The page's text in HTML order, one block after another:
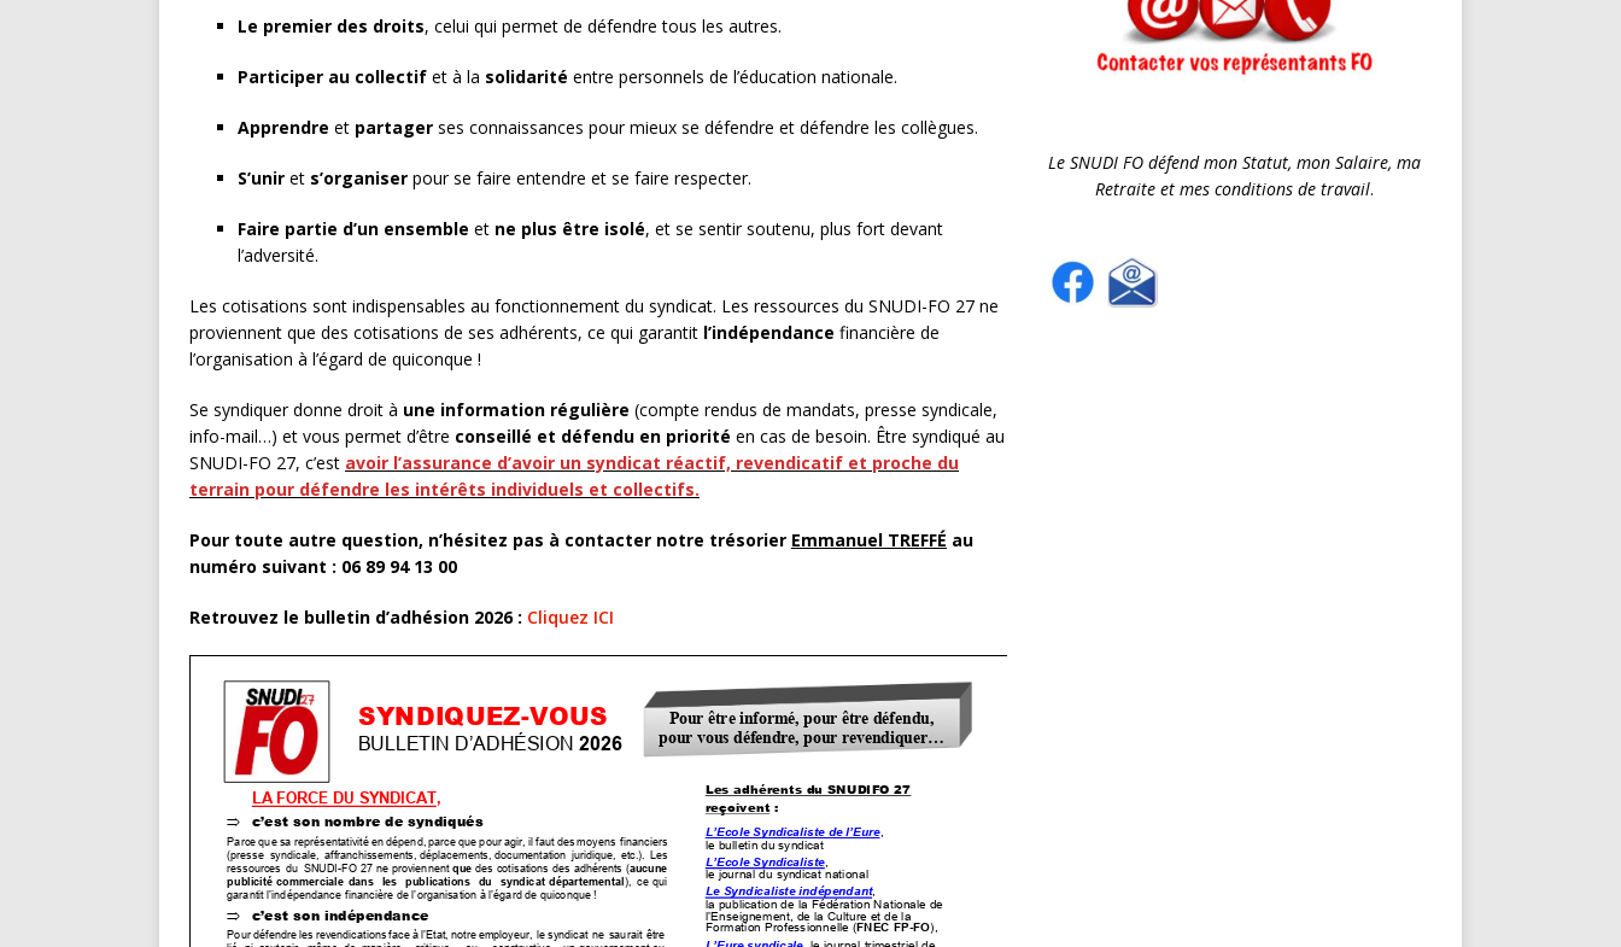
Le premier des droits, celui qui permet de défendre tous les autres.
Participer au collectif et à la solidarité entre personnels de l’éducation nationale.
Apprendre et partager ses connaissances pour mieux se défendre et défendre les collègues.
S’unir et s’organiser pour se faire entendre et se faire respecter.
Faire partie d’un ensemble et ne plus être isolé, et se sentir soutenu, plus fort devant
l’adversité.
Les cotisations sont indispensables au fonctionnement du syndicat. Les ressources du SNUDI-FO 27 ne
proviennent que des cotisations de ses adhérents, ce qui garantit l’indépendance financière de
l’organisation à l’égard de quiconque !
Se syndiquer donne droit à une information régulière (compte rendus de mandats, presse syndicale,
info-mail…) et vous permet d’être conseillé et défendu en priorité en cas de besoin. Être syndiqué au
SNUDI-FO 27, c’est avoir l’assurance d’avoir un syndicat réactif, revendicatif et proche du
terrain pour défendre les intérêts individuels et collectifs.
Pour toute autre question, n’hésitez pas à contacter notre trésorier Emmanuel TREFFÉ au
numéro suivant : 06 89 94 13 00
Retrouvez le bulletin d’adhésion 2026 : Cliquez ICI
Le SNUDI FO défend mon Statut, mon Salaire, ma
Retraite et mes conditions de travail.